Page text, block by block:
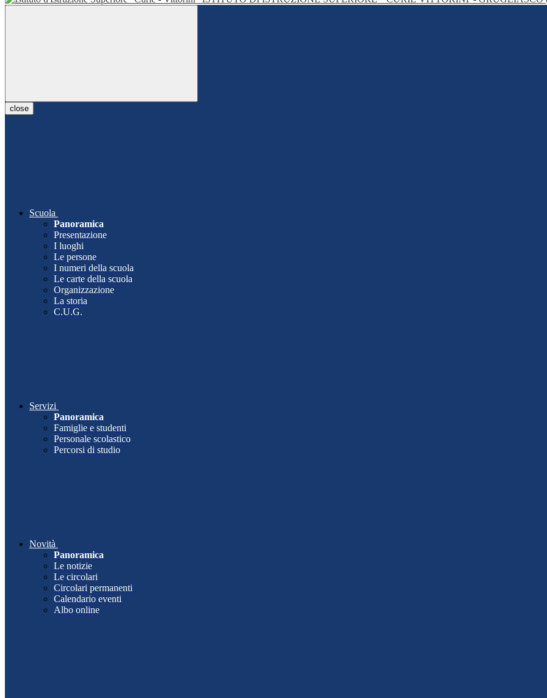
close
Scuola
Panoramica
Presentazione
I luoghi
Le persone
I numeri della scuola
Le carte della scuola
Organizzazione
La storia
C.U.G.
Servizi
Panoramica
Famiglie e studenti
Personale scolastico
Percorsi di studio
Novità
Panoramica
Le notizie
Le circolari
Circolari permanenti
Calendario eventi
Albo online